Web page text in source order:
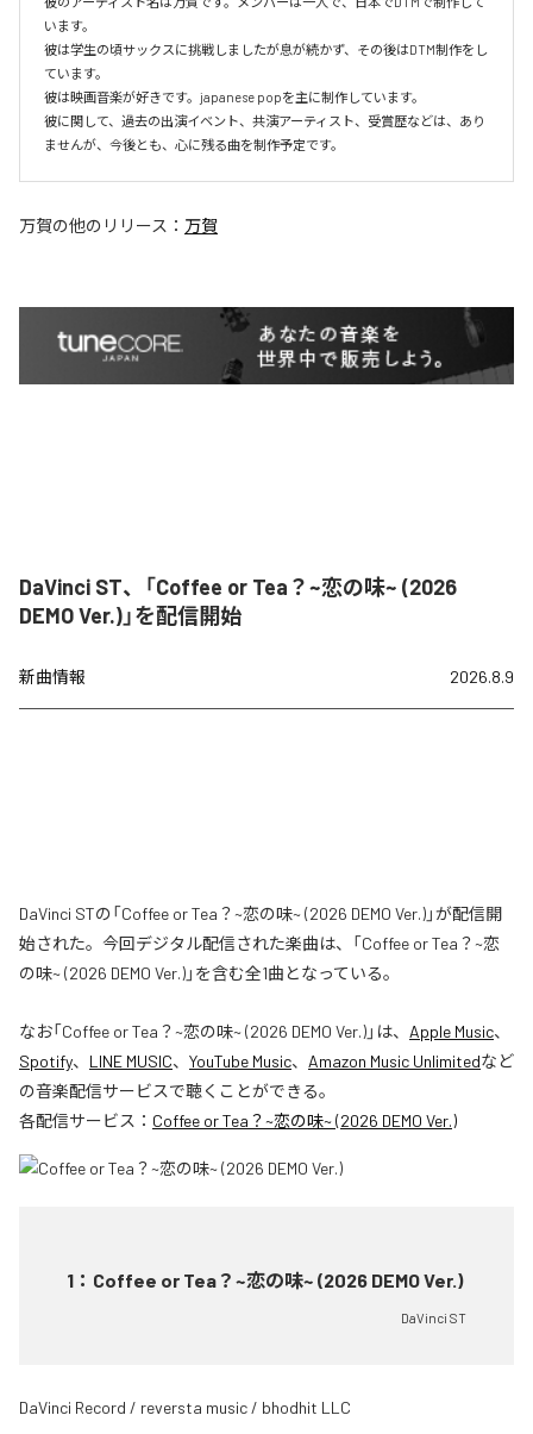
います。
彼は学生の頃サックスに挑戦しましたが息が続かず、その後はDTM制作をし
ています。
彼は映画音楽が好きです。japanese popを主に制作しています。
彼に関して、過去の出演イベント、共演アーティスト、受賞歴などは、あり
ませんが、今後とも、心に残る曲を制作予定です。
万賀の他のリリース： 万賀
DaVinci ST、「Coffee or Tea？~恋の味~ (2026
DEMO Ver.)」を配信開始
新曲情報 2026.8.9
DaVinci STの「Coffee or Tea？~恋の味~ (2026 DEMO Ver.)」が配信開
始された。今回デジタル配信された楽曲は、「Coffee or Tea？~恋
の味~ (2026 DEMO Ver.)」を含む全1曲となっている。
なお「Coffee or Tea？~恋の味~ (2026 DEMO Ver.)」は、 Apple Music、
Spotify、 LINE MUSIC、 YouTube Music、 Amazon Music Unlimitedなど
の音楽配信サービスで聴くことができる。
各配信サービス： Coffee or Tea？~恋の味~ (2026 DEMO Ver.)
1 ： Coffee or Tea？~恋の味~ (2026 DEMO Ver.)
DaVinci ST
DaVinci Record / reversta music / bhodhit LLC